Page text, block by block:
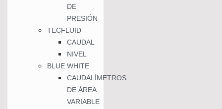
DE
PRESIÓN
TECFLUID
CAUDAL
NIVEL
BLUE WHITE
CAUDALÍMETROS
DE ÁREA
VARIABLE